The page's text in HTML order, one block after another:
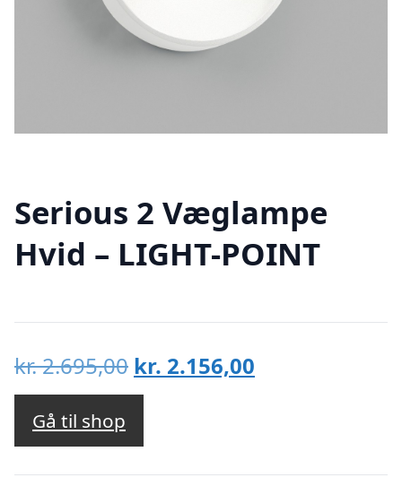
Serious 2 Væglampe
Hvid – LIGHT-POINT
kr.2.695,00 Den
oprindelige
var:
kr. 2.695,00.
kr. 2.156,00
kr. 2.156,00.
Gå til shop